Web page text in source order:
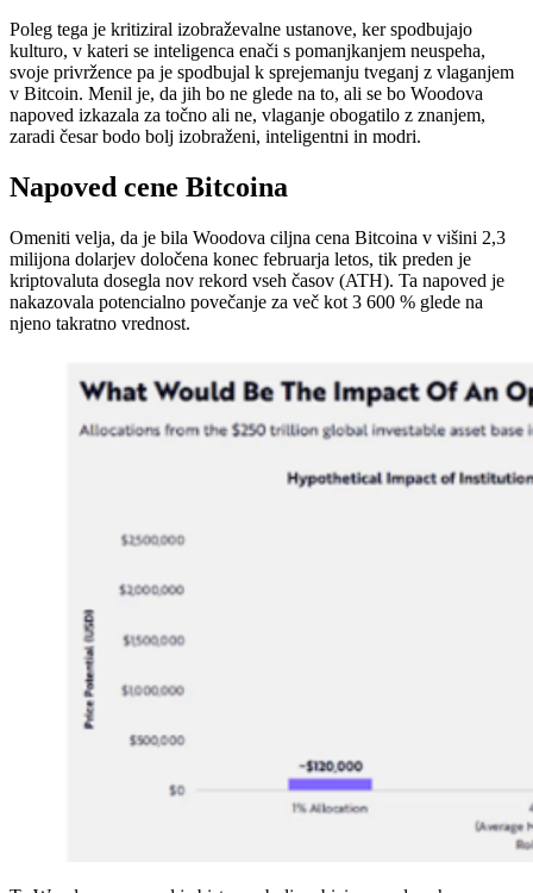
Poleg tega je kritiziral izobraževalne ustanove, ker spodbujajo
kulturo, v kateri se inteligenca enači s pomanjkanjem neuspeha,
svoje privržence pa je spodbujal k sprejemanju tveganj z vlaganjem
v Bitcoin. Menil je, da jih bo ne glede na to, ali se bo Woodova
napoved izkazala za točno ali ne, vlaganje obogatilo z znanjem,
zaradi česar bodo bolj izobraženi, inteligentni in modri.
Napoved cene Bitcoina
Omeniti velja, da je bila Woodova ciljna cena Bitcoina v višini 2,3
milijona dolarjev določena konec februarja letos, tik preden je
kriptovaluta dosegla nov rekord vseh časov (ATH). Ta napoved je
nakazovala potencialno povečanje za več kot 3 600 % glede na
njeno takratno vrednost.